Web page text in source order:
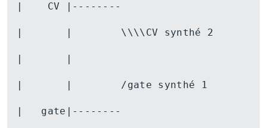
|    CV |--------
|       |        \\\\CV synthé 2
|       |
|       |        /gate synthé 1
|   gate|--------